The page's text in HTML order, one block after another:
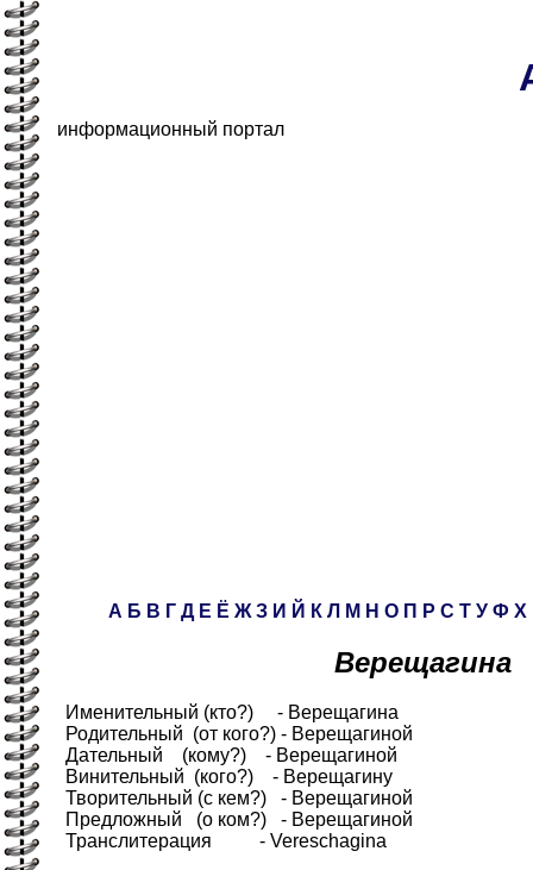
информационный портал
А Б В Г Д Е Ё Ж З И Й К Л М Н О П Р С Т У Ф Х
Верещагина
Именительный (кто?) - Верещагина
Родительный (от кого?) - Верещагиной
Дательный (кому?) - Верещагиной
Винительный (кого?) - Верещагину
Творительный (с кем?) - Верещагиной
Предложный (о ком?) - Верещагиной
Транслитерация - Vereschagina